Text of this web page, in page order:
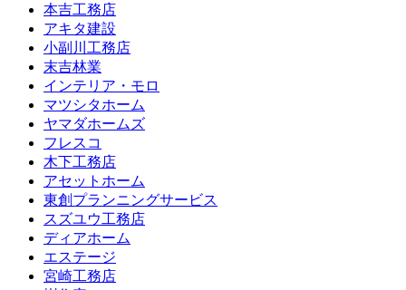
本吉工務店
アキタ建設
小副川工務店
末吉林業
インテリア・モロ
マツシタホーム
ヤマダホームズ
フレスコ
木下工務店
アセットホーム
東創プランニングサービス
スズユウ工務店
ディアホーム
エステージ
宮崎工務店